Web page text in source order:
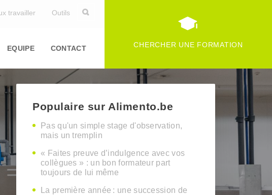
travailler Outils
EQUIPE CONTACT CHERCHER UNE FORMATION
Populaire sur Alimento.be
Pas qu'un simple stage d'observation,
mais un tremplin
« Faites preuve d’indulgence avec vos
collègues » : un bon formateur part
toujours de lui même
La première année : une succession de